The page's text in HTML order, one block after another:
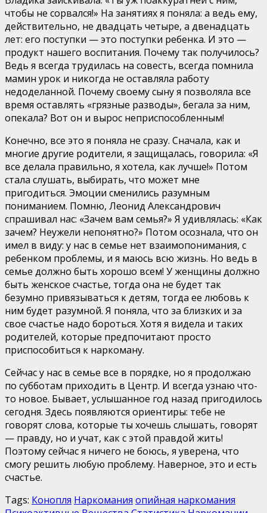
чтобы не сорвался!» На занятиях я поняла: а ведь ему,
действительно, не двадцать четыре, а двенадцать
лет: его поступки — это поступки ребенка. И это —
продукт нашего воспитания. Почему так получилось?
Ведь я всегда трудилась на совесть, всегда помнила
мамин урок и никогда не оставляла работу
недоделанной. Почему своему сыну я позволяла все
время оставлять «грязные разводы», бегала за ним,
опекала? Вот он и вырос неприспособленным!
Конечно, все это я поняла не сразу. Сначала, как и
многие другие родители, я защищалась, говорила: «Я
все делала правильно, я хотела, как лучше!» Потом
стала слушать, выбирать, что может мне
пригодиться. Эмоции сменились разумным
пониманием. Помню, Леонид Александрович
спрашивал нас: «Зачем вам семья?» Я удивлялась: «Как
зачем? Неужели непонятно?» Потом осознала, что он
имел в виду: у нас в семье нет взаимопонимания, с
ребенком проблемы, и я маюсь всю жизнь. Но ведь в
семье должно быть хорошо всем! У женщины должно
быть женское счастье, тогда она не будет так
безумно привязываться к детям, тогда ее любовь к
ним будет разумной. Я поняла, что за близких и за
свое счастье надо бороться. Хотя я видела и таких
родителей, которые предпочитают просто
приспособиться к наркоману.
Сейчас у нас в семье все в порядке, но я продолжаю
по субботам приходить в Центр. И всегда узнаю что-
то новое. Бывает, услышанное год назад пригодилось
сегодня. Здесь появляются ориентиры: тебе не
говорят слова, которые ты хочешь слышать, говорят
— правду, но и учат, как с этой правдой жить!
Поэтому сейчас я ничего не боюсь, я уверена, что
смогу решить любую проблему. Наверное, это и есть
счастье.
Tags: Конопля Наркомания опийная наркомания